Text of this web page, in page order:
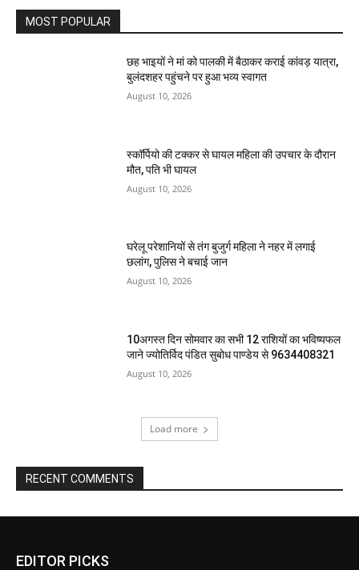
MOST POPULAR
छह भाइयों ने मां को पालकी में बैठाकर कराई कांवड़ यात्रा,
बुलंदशहर पहुंचने पर हुआ भव्य स्वागत
August 10, 2026
स्कॉर्पियो की टक्कर से घायल महिला की उपचार के दौरान
मौत, पति भी घायल
August 10, 2026
घरेलू परेशानियों से तंग बुजुर्ग महिला ने नहर में लगाई
छलांग, पुलिस ने बचाई जान
August 10, 2026
10अगस्त दिन सोमवार का सभी 12 राशियों का भविष्यफल
जाने ज्योतिर्विद पंडित सुबोध पाण्डेय से 9634408321
August 10, 2026
Load more
RECENT COMMENTS
EDITOR PICKS